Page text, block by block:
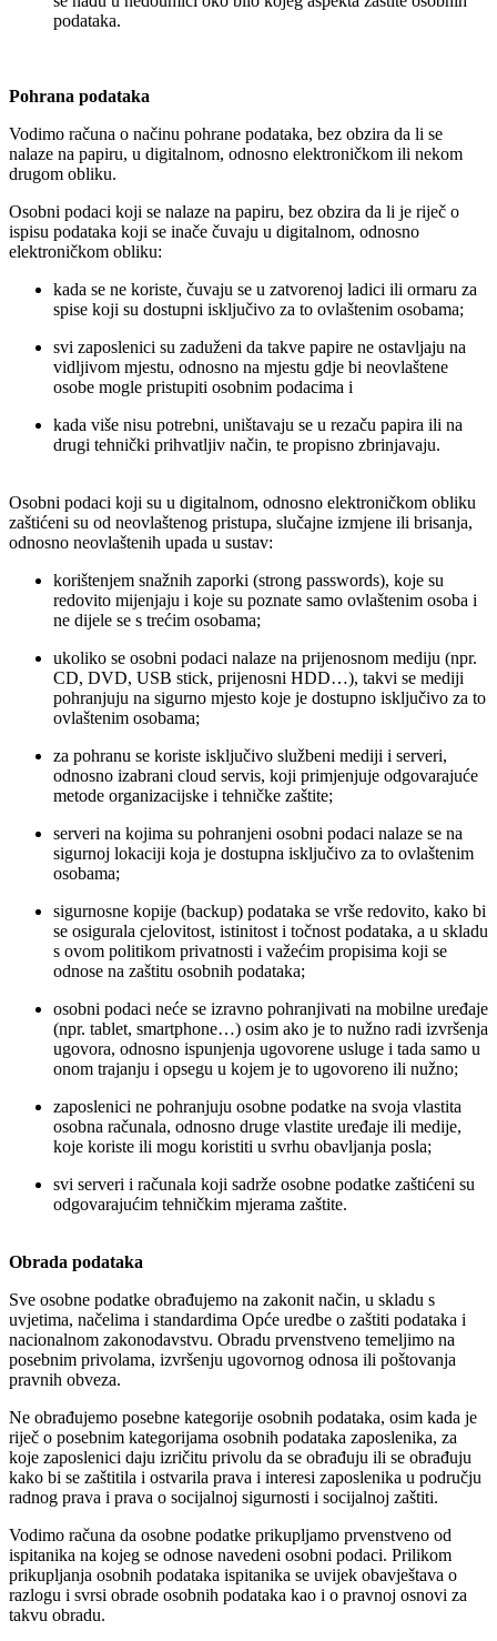
podataka.
Pohrana podataka
Vodimo računa o načinu pohrane podataka, bez obzira da li se
nalaze na papiru, u digitalnom, odnosno elektroničkom ili nekom
drugom obliku.
Osobni podaci koji se nalaze na papiru, bez obzira da li je riječ o
ispisu podataka koji se inače čuvaju u digitalnom, odnosno
elektroničkom obliku:
kada se ne koriste, čuvaju se u zatvorenoj ladici ili ormaru za
spise koji su dostupni isključivo za to ovlaštenim osobama;
svi zaposlenici su zaduženi da takve papire ne ostavljaju na
vidljivom mjestu, odnosno na mjestu gdje bi neovlaštene
osobe mogle pristupiti osobnim podacima i
kada više nisu potrebni, uništavaju se u rezaču papira ili na
drugi tehnički prihvatljiv način, te propisno zbrinjavaju.
Osobni podaci koji su u digitalnom, odnosno elektroničkom obliku
zaštićeni su od neovlaštenog pristupa, slučajne izmjene ili brisanja,
odnosno neovlaštenih upada u sustav:
korištenjem snažnih zaporki (strong passwords), koje su
redovito mijenjaju i koje su poznate samo ovlaštenim osoba i
ne dijele se s trećim osobama;
ukoliko se osobni podaci nalaze na prijenosnom mediju (npr.
CD, DVD, USB stick, prijenosni HDD…), takvi se mediji
pohranjuju na sigurno mjesto koje je dostupno isključivo za to
ovlaštenim osobama;
za pohranu se koriste isključivo službeni mediji i serveri,
odnosno izabrani cloud servis, koji primjenjuje odgovarajuće
metode organizacijske i tehničke zaštite;
serveri na kojima su pohranjeni osobni podaci nalaze se na
sigurnoj lokaciji koja je dostupna isključivo za to ovlaštenim
osobama;
sigurnosne kopije (backup) podataka se vrše redovito, kako bi
se osigurala cjelovitost, istinitost i točnost podataka, a u skladu
s ovom politikom privatnosti i važećim propisima koji se
odnose na zaštitu osobnih podataka;
osobni podaci neće se izravno pohranjivati na mobilne uređaje
(npr. tablet, smartphone…) osim ako je to nužno radi izvršenja
ugovora, odnosno ispunjenja ugovorene usluge i tada samo u
onom trajanju i opsegu u kojem je to ugovoreno ili nužno;
zaposlenici ne pohranjuju osobne podatke na svoja vlastita
osobna računala, odnosno druge vlastite uređaje ili medije,
koje koriste ili mogu koristiti u svrhu obavljanja posla;
svi serveri i računala koji sadrže osobne podatke zaštićeni su
odgovarajućim tehničkim mjerama zaštite.
Obrada podataka
Sve osobne podatke obrađujemo na zakonit način, u skladu s
uvjetima, načelima i standardima Opće uredbe o zaštiti podataka i
nacionalnom zakonodavstvu. Obradu prvenstveno temeljimo na
posebnim privolama, izvršenju ugovornog odnosa ili poštovanja
pravnih obveza.
Ne obrađujemo posebne kategorije osobnih podataka, osim kada je
riječ o posebnim kategorijama osobnih podataka zaposlenika, za
koje zaposlenici daju izričitu privolu da se obrađuju ili se obrađuju
kako bi se zaštitila i ostvarila prava i interesi zaposlenika u području
radnog prava i prava o socijalnoj sigurnosti i socijalnoj zaštiti.
Vodimo računa da osobne podatke prikupljamo prvenstveno od
ispitanika na kojeg se odnose navedeni osobni podaci. Prilikom
prikupljanja osobnih podataka ispitanika se uvijek obavještava o
razlogu i svrsi obrade osobnih podataka kao i o pravnoj osnovi za
takvu obradu.